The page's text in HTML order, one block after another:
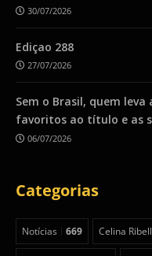
30/07/2026
Ediçao 288
27/07/2026
Sem o Brasil, quem
favoritos ao título e as
06/07/2026
Categorias
Notícias 669 Celina